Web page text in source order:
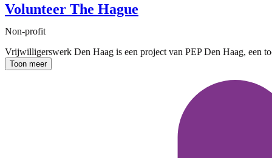
Volunteer The Hague
Non-profit
Vrijwilligerswerk Den Haag is een project van PEP Den Haag, een
Toon meer